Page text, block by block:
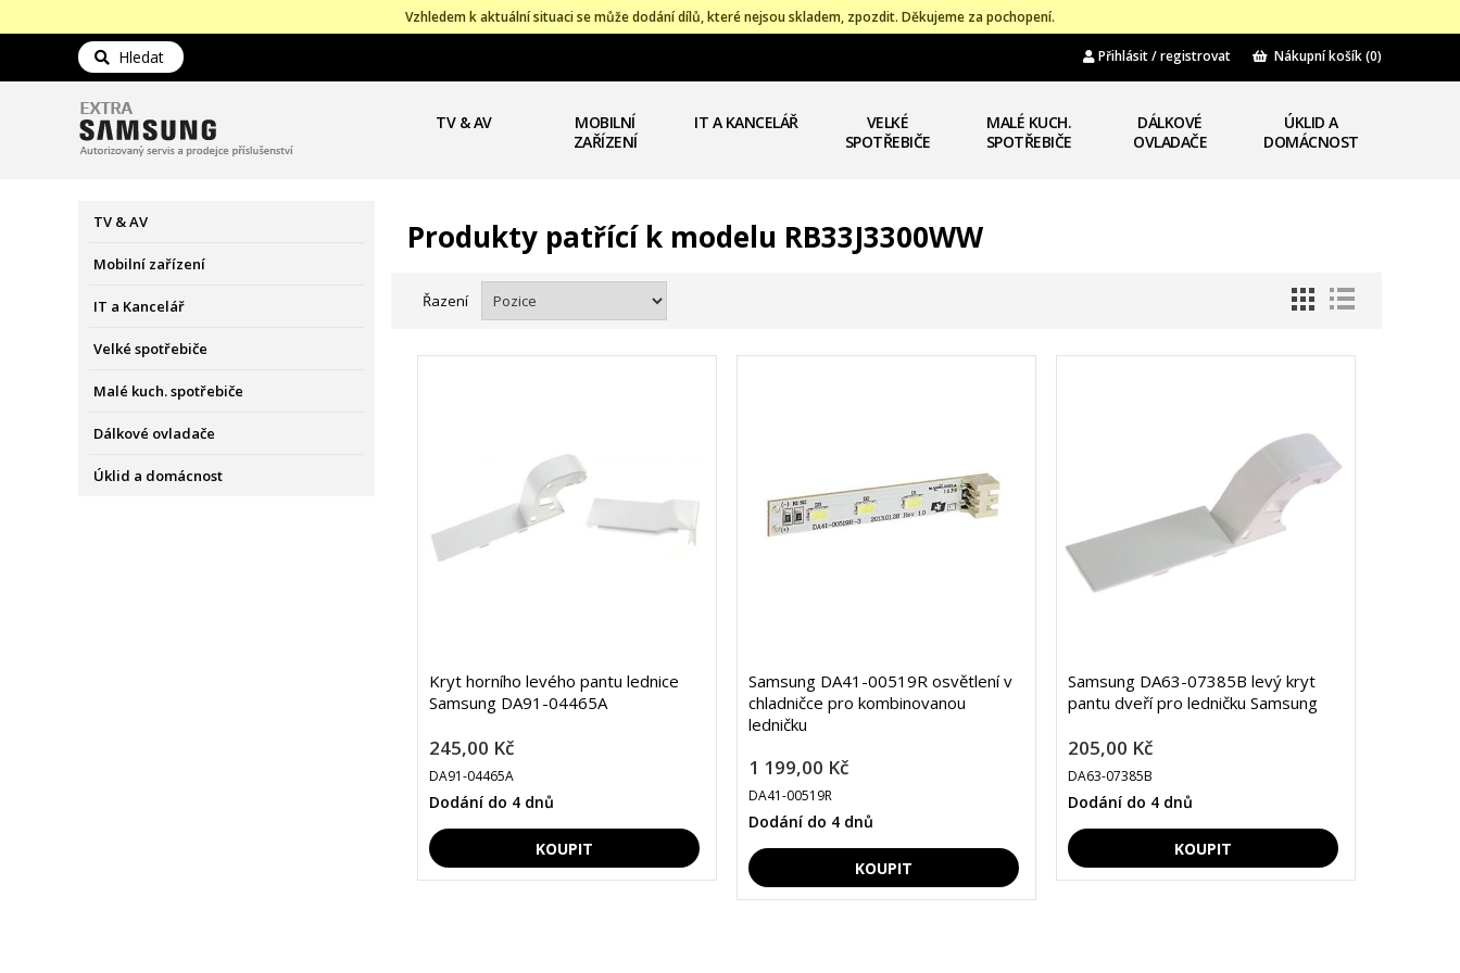
Vzhledem k aktuální situaci se může dodání dílů, které nejsou skladem, zpozdit. Děkujeme za pochopení.
Hledat Přihlásit / registrovat Nákupní košík(0)
TV & AV
MOBILNÍ
ZAŘÍZENÍ
IT A KANCELÁŘ
VELKÉ
SPOTŘEBIČE
MALÉ KUCH.
SPOTŘEBIČE
DÁLKOVÉ
OVLADAČE
ÚKLID A
DOMÁCNOST
TV & AV
Mobilní zařízení
IT a Kancelář
Velké spotřebiče
Malé kuch. spotřebiče
Dálkové ovladače
Úklid a domácnost
Produkty patřící k modelu RB33J3300WW
Řazení
Kryt horního levého pantu lednice
Samsung DA91-04465A
245,00 Kč
DA91-04465A
Dodání do 4 dnů
Samsung DA41-00519R osvětlení v
chladničce pro kombinovanou
ledničku
1 199,00 Kč
DA41-00519R
Dodání do 4 dnů
Samsung DA63-07385B levý kryt
pantu dveří pro ledničku Samsung
205,00 Kč
DA63-07385B
Dodání do 4 dnů